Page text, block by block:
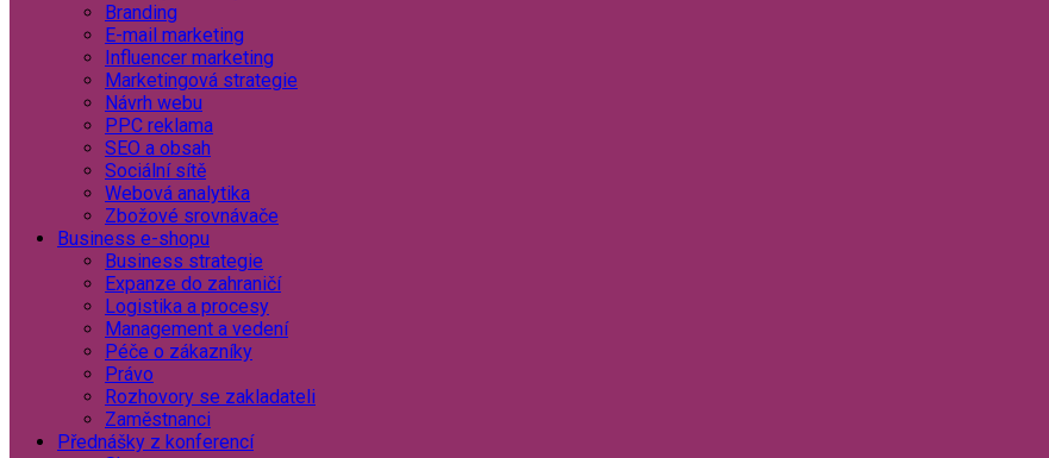
Branding
E-mail marketing
Influencer marketing
Marketingová strategie
Návrh webu
PPC reklama
SEO a obsah
Sociální sítě
Webová analytika
Zbožové srovnávače
Business e-shopu
Business strategie
Expanze do zahraničí
Logistika a procesy
Management a vedení
Péče o zákazníky
Právo
Rozhovory se zakladateli
Zaměstnanci
Přednášky z konferencí